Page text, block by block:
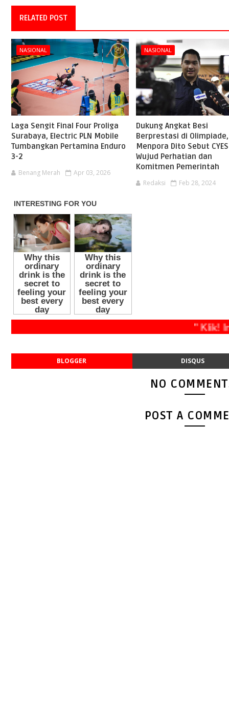
RELATED POST
NASIONAL
Laga Sengit Final Four Proliga
Surabaya, Electric PLN Mobile
Tumbangkan Pertamina Enduro
3-2
Benang Merah Apr 03, 2026
NASIONAL
Dukung Angkat Besi
Berprestasi di Olimpiade,
Menpora Dito Sebut
Wujud Perhatian dan
Komitmen Pemerintah
Redaksi Feb 28, 2024
" Klik!
BLOGGER DISQUS
NO
POST A